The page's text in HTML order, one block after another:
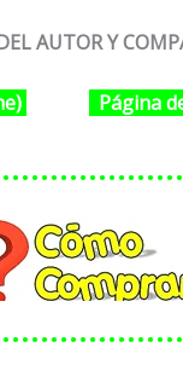
AUTOR Y
Página